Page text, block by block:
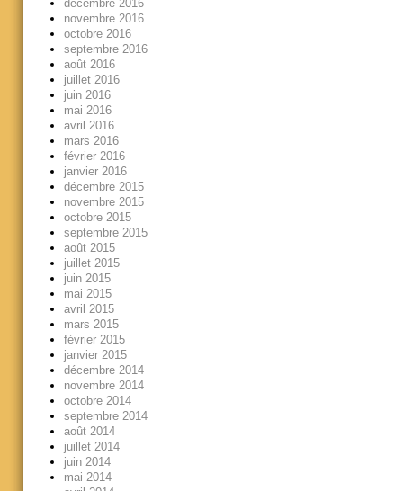
décembre 2016
novembre 2016
octobre 2016
septembre 2016
août 2016
juillet 2016
juin 2016
mai 2016
avril 2016
mars 2016
février 2016
janvier 2016
décembre 2015
novembre 2015
octobre 2015
septembre 2015
août 2015
juillet 2015
juin 2015
mai 2015
avril 2015
mars 2015
février 2015
janvier 2015
décembre 2014
novembre 2014
octobre 2014
septembre 2014
août 2014
juillet 2014
juin 2014
mai 2014